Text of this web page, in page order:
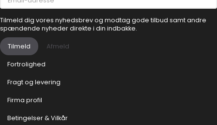
adresse
Tilmeld dig vores nyhedsbrev og modtag gode tilbud samt andre
spændende nyheder direkte i din indbakke.
Tilmeld Afmeld
Fortrolighed
Fragt og levering
Firma profil
Betingelser & Vilkår